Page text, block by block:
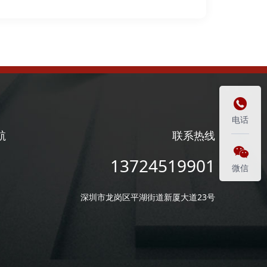
联系热线
13724519901
深圳市龙岗区平湖街道新厦大道23号

电话

微信